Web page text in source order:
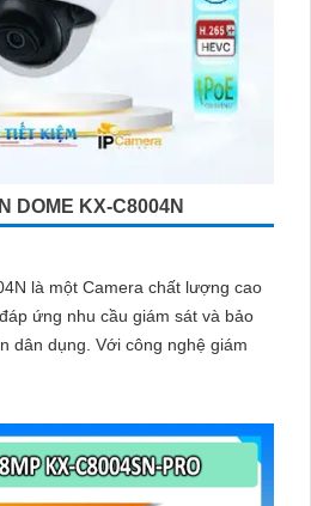
DOME KX-C8004N
là một Camera chất lượng cao
ứng nhu cầu giám sát và bảo
công nghệ giám